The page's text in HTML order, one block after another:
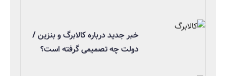
خبر جدید درباره کالابرگ و بنزین /
دولت چه تصمیمی گرفته است؟